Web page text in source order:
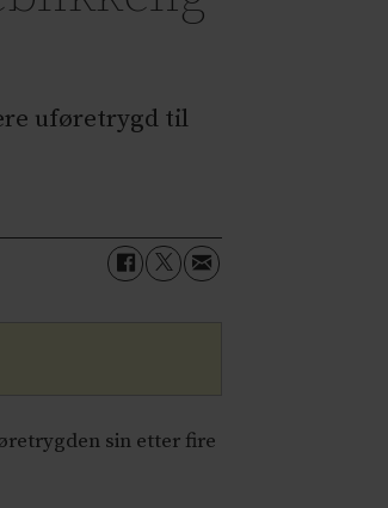
uføretrygd til
sin etter fire